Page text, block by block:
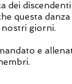
dei
questa
giorni.
e